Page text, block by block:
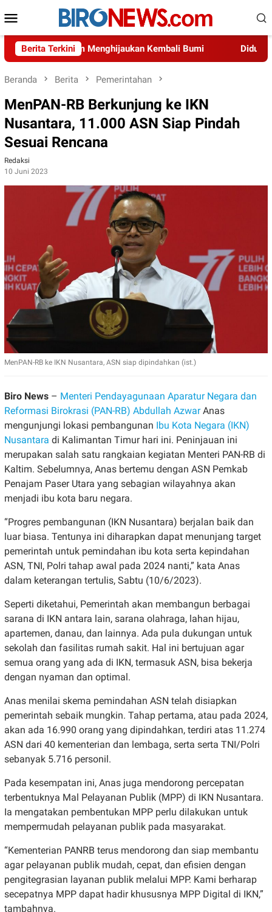
ke
kontenMobile
Berita Terkini
dalam Menghijaukan Kembali Bumi Diduga
Beranda Berita Pemerintahan
MenPAN-RB Berkunjung ke IKN
Nusantara, 11.000 ASN Siap Pindah
Sesuai Rencana
Redaksi
10 Juni 2023
MenPAN-RB ke IKN Nusantara, ASN siap dipindahkan (ist.)
Biro News – Menteri Pendayagunaan Aparatur Negara dan
Reformasi Birokrasi (PAN-RB) Abdullah AzwarAnas
mengunjungi lokasi pembangunan Ibu Kota Negara (IKN)
Nusantara di Kalimantan Timur hari ini. Peninjauan ini
merupakan salah satu rangkaian kegiatan Menteri PAN-RB di
Kaltim. Sebelumnya, Anas bertemu dengan ASN Pemkab
Penajam Paser Utara yang sebagian wilayahnya akan
menjadi ibu kota baru negara.
“Progres pembangunan (IKN Nusantara) berjalan baik dan
luar biasa. Tentunya ini diharapkan dapat menunjang target
pemerintah untuk pemindahan ibu kota serta kepindahan
ASN, TNI, Polri tahap awal pada 2024 nanti,” kata Anas
dalam keterangan tertulis, Sabtu (10/6/2023).
Seperti diketahui, Pemerintah akan membangun berbagai
sarana di IKN antara lain, sarana olahraga, lahan hijau,
apartemen, danau, dan lainnya. Ada pula dukungan untuk
sekolah dan fasilitas rumah sakit. Hal ini bertujuan agar
semua orang yang ada di IKN, termasuk ASN, bisa bekerja
dengan nyaman dan optimal.
Anas menilai skema pemindahan ASN telah disiapkan
pemerintah sebaik mungkin. Tahap pertama, atau pada 2024,
akan ada 16.990 orang yang dipindahkan, terdiri atas 11.274
ASN dari 40 kementerian dan lembaga, serta serta TNI/Polri
sebanyak 5.716 personil.
Pada kesempatan ini, Anas juga mendorong percepatan
terbentuknya Mal Pelayanan Publik (MPP) di IKN Nusantara.
Ia mengatakan pembentukan MPP perlu dilakukan untuk
mempermudah pelayanan publik pada masyarakat.
“Kementerian PANRB terus mendorong dan siap membantu
agar pelayanan publik mudah, cepat, dan efisien dengan
pengitegrasian layanan publik melalui MPP. Kami berharap
secepatnya MPP dapat hadir khususnya MPP Digital di IKN,”
tambahnya.